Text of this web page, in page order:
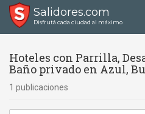
Salidores.com
Disfrutá cada ciudad al máximo
Hoteles con Parrilla,
Baño privado en Azul,
1 publicaciones